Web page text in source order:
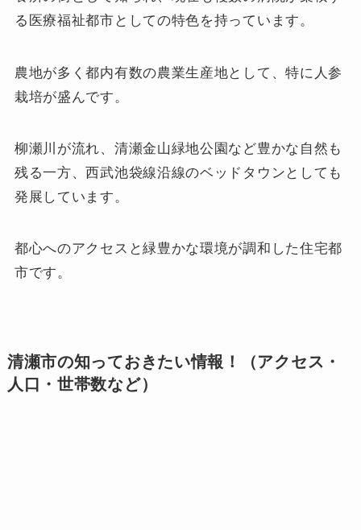
る医療福祉都市としての特色を持っています。
農地が多く都内有数の農業生産地として、特に人参
栽培が盛んです。
柳瀬川が流れ、清瀬金山緑地公園など豊かな自然も
残る一方、西武池袋線沿線のベッドタウンとしても
発展しています。
都心へのアクセスと緑豊かな環境が調和した住宅都
市です。
清瀬市の知っておきたい情報！（アクセス・
人口・世帯数など）